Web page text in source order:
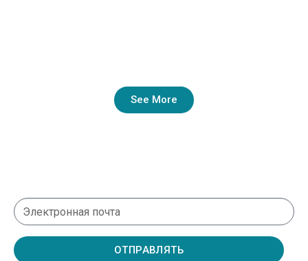
See More
ОТПРАВЛЯТЬ